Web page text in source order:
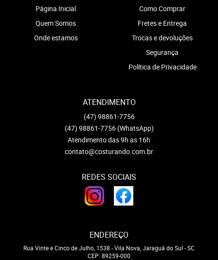
Página Inicial
Quem Somos
Onde estamos
Como Comprar
Fretes e Entrega
Trocas e devoluções
Segurança
Política de Privacidade
ATENDIMENTO
(47) 98861-7756
(47) 98861-7756 (WhatsApp)
Atendimento das 9h as 16h
contato@costurando.com.br
REDES SOCIAIS
ENDEREÇO
Rua Vinte e Cinco de Julho, 1538 -Vila Nova, Jaraguá do Sul -SC
CEP: 89259-000